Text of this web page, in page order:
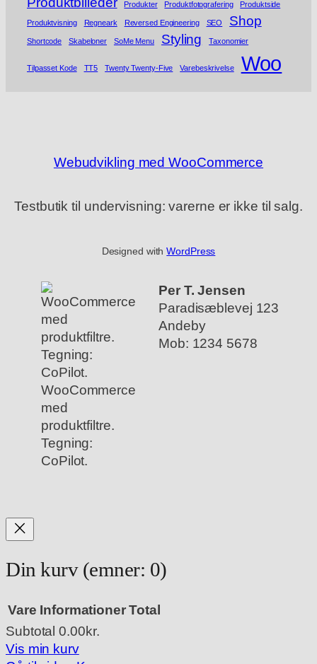
Produkter Produktfotografering Produktside
Produktvisning Regneark Reversed Engineering SEO Shop
Shortcode Skabeloner SoMe Menu Styling Taxonomier
Tilpasset Kode TT5 Twenty Twenty-Five Varebeskrivelse Woo
Webudvikling med WooCommerce
Testbutik til undervisning: varerne er ikke til salg.
Designed withWordPress
WooCommerce
med
produktfiltre.
Tegning:
CoPilot.
Per T. Jensen
Paradisæblevej 123
Andeby
Mob: 1234 5678
Din kurv (emner: 0)
Varer
Vare Informationer Total
Subtotal0.00kr.
Vis min kurv